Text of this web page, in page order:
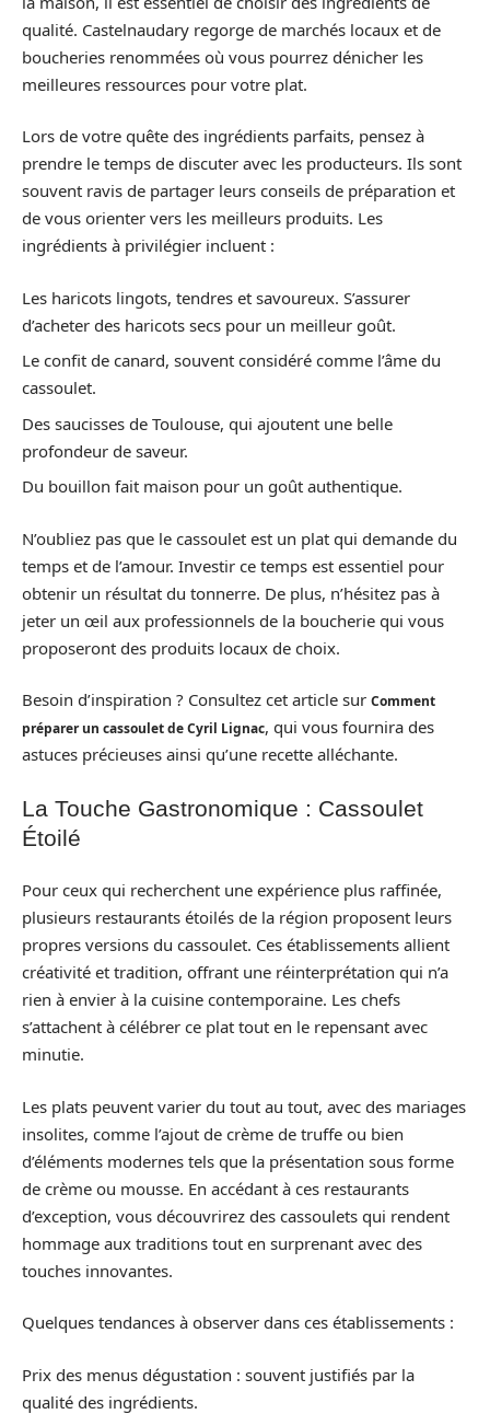
qualité. Castelnaudary regorge de marchés locaux et de
boucheries renommées où vous pourrez dénicher les
meilleures ressources pour votre plat.
Lors de votre quête des ingrédients parfaits, pensez à
prendre le temps de discuter avec les producteurs. Ils sont
souvent ravis de partager leurs conseils de préparation et
de vous orienter vers les meilleurs produits. Les
ingrédients à privilégier incluent :
Les haricots lingots, tendres et savoureux. S’assurer
d’acheter des haricots secs pour un meilleur goût.
Le confit de canard, souvent considéré comme l’âme du
cassoulet.
Des saucisses de Toulouse, qui ajoutent une belle
profondeur de saveur.
Du bouillon fait maison pour un goût authentique.
N’oubliez pas que le cassoulet est un plat qui demande du
temps et de l’amour. Investir ce temps est essentiel pour
obtenir un résultat du tonnerre. De plus, n’hésitez pas à
jeter un œil aux professionnels de la boucherie qui vous
proposeront des produits locaux de choix.
Besoin d’inspiration ? Consultez cet article sur Comment
préparer un cassoulet de Cyril Lignac, qui vous fournira des
astuces précieuses ainsi qu’une recette alléchante.
La Touche Gastronomique : Cassoulet
Étoilé
Pour ceux qui recherchent une expérience plus raffinée,
plusieurs restaurants étoilés de la région proposent leurs
propres versions du cassoulet. Ces établissements allient
créativité et tradition, offrant une réinterprétation qui n’a
rien à envier à la cuisine contemporaine. Les chefs
s’attachent à célébrer ce plat tout en le repensant avec
minutie.
Les plats peuvent varier du tout au tout, avec des mariages
insolites, comme l’ajout de crème de truffe ou bien
d’éléments modernes tels que la présentation sous forme
de crème ou mousse. En accédant à ces restaurants
d’exception, vous découvrirez des cassoulets qui rendent
hommage aux traditions tout en surprenant avec des
touches innovantes.
Quelques tendances à observer dans ces établissements :
Prix des menus dégustation : souvent justifiés par la
qualité des ingrédients.